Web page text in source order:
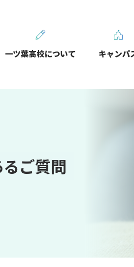
一ツ葉高校について キャンパ
ご質問